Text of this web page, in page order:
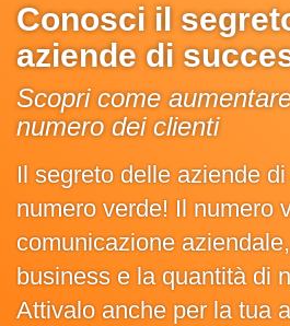
Conosci il
aziende di
Scopri come
numero dei clienti
Il segreto delle aziende
numero verde! Il numero
comunicazione
business e la quantità di
Attivalo anche per la tua